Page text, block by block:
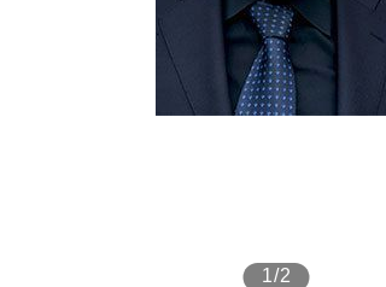
からと言って…」サッカー日本代表・森保一監督...
1/2